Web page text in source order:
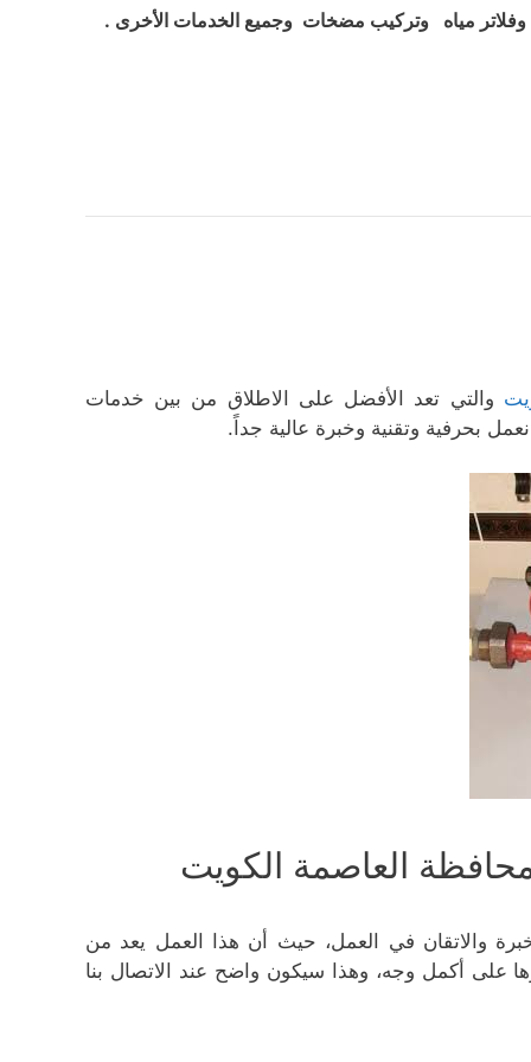
مياه وتركيب مضخات وجميع الخدمات الأخرى .
والتي تعد الأفضل على الاطلاق من بين خدمات
بحرفية وتقنية وخبرة عالية جداً.
العاصمة الكويت
والاتقان في العمل، حيث أن هذا العمل يعد من
على أكمل وجه، وهذا سيكون واضح عند الاتصال بنا